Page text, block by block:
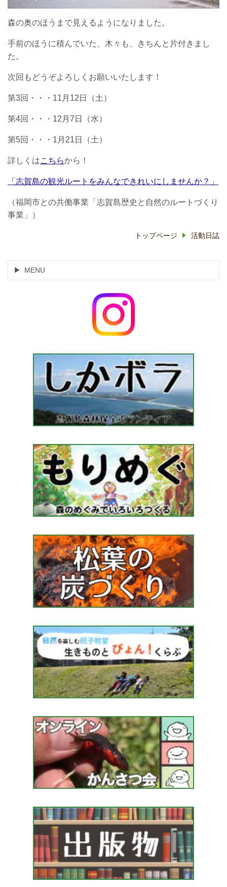
森の奥のほうまで見えるようになりました。
手前のほうに積んでいた、木々も、きちんと片付きまし
た。
次回もどうぞよろしくお願いいたします！
第3回・・・11月12日（土）
第4回・・・12月7日（水）
第5回・・・1月21日（土）
詳しくはこちらから！
「志賀島の観光ルートをみんなできれいにしませんか？」
（福岡市との共働事業「志賀島歴史と自然のルートづくり
事業」）
トップページ 活動日誌
MENU